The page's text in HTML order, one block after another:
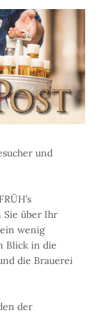
und
Sie über Ihr
wenig
Blick in die
die Brauerei
der